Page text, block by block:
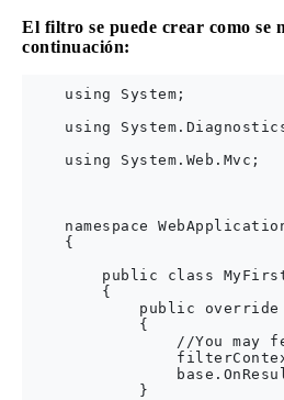
El filtro se puede crear como se
continuación:
    using System;
using
    using System.Web.Mvc;
namespace
    {
public class
        {
public
            {
//You may
            }